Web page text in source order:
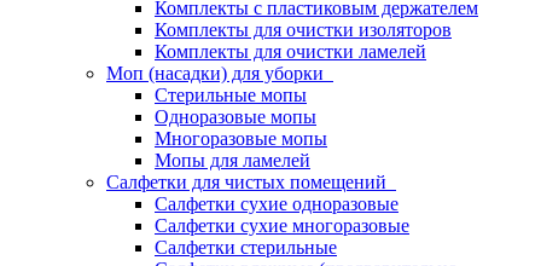
Комплекты с пластиковым держателем
Комплекты для очистки изоляторов
Комплекты для очистки ламелей
Моп (насадки) для уборки
Стерильные мопы
Одноразовые мопы
Многоразовые мопы
Мопы для ламелей
Салфетки для чистых помещений
Салфетки сухие одноразовые
Салфетки сухие многоразовые
Салфетки стерильные